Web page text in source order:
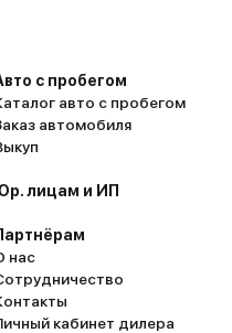
с пробегом
авто с пробегом
автомобиля
лицам и ИП
нас
кабинет дилера